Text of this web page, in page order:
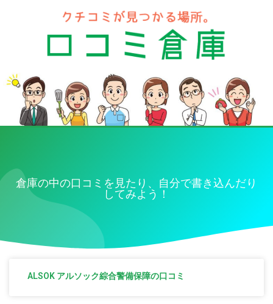
倉庫の中の口コミを見たり、自分で書き込んだり
してみよう！
ALSOK アルソック綜合警備保障の口コミ